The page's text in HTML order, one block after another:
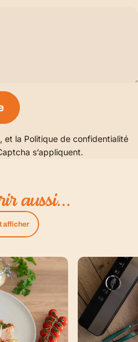
et la Politique de confidentialité
s’appliquent.
aussi...
afficher